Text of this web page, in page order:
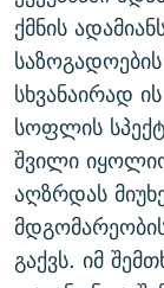
ქმნის
სხვანაირად
სოფლის
შვილი
აღზრდას
გაქვს. იმ